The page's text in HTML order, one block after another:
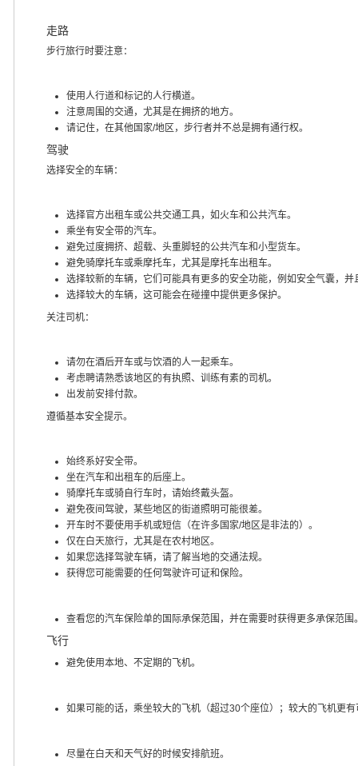
走路
步行旅行时要注意：
使用人行道和标记的人行横道。
注意周围的交通，尤其是在拥挤的地方。
请记住，在其他国家/地区，步行者并不总是拥有通行权。
驾驶
选择安全的车辆：
选择官方出租车或公共交通工具，如火车和公共汽车。
乘坐有安全带的汽车。
避免过度拥挤、超载、头重脚轻的公共汽车和小型货车。
避免骑摩托车或乘摩托车，尤其是摩托车出租车。
选择较新的车辆，它们可能具有更多的安全功能，例如安全气囊，并
选择较大的车辆，这可能会在碰撞中提供更多保护。
关注司机：
请勿在酒后开车或与饮酒的人一起乘车。
考虑聘请熟悉该地区的有执照、训练有素的司机。
出发前安排付款。
遵循基本安全提示。
始终系好安全带。
坐在汽车和出租车的后座上。
骑摩托车或骑自行车时，请始终戴头盔。
避免夜间驾驶，某些地区的街道照明可能很差。
开车时不要使用手机或短信（在许多国家/地区是非法的）。
仅在白天旅行，尤其是在农村地区。
如果您选择驾驶车辆，请了解当地的交通法规。
获得您可能需要的任何驾驶许可证和保险。
查看您的汽车保险单的国际承保范围，并在需要时获得更多承保范围
飞行
避免使用本地、不定期的飞机。
如果可能的话，乘坐较大的飞机（超过30个座位）；较大的飞机更
尽量在白天和天气好的时候安排航班。